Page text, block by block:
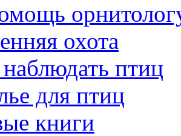
охота
птиц
для птиц
книги